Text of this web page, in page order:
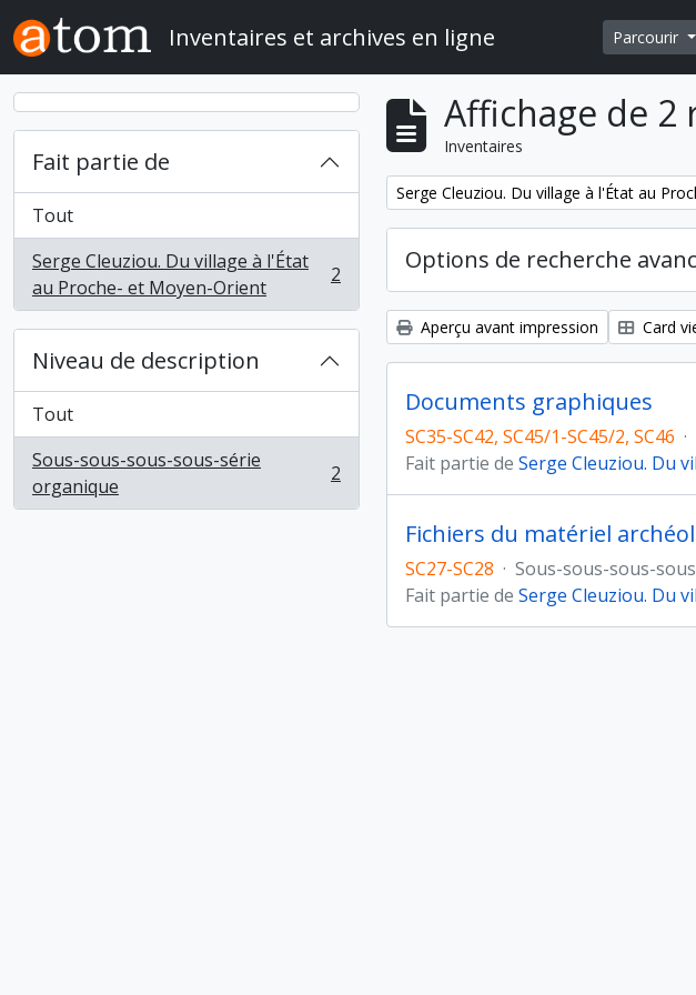
Skip to main content
Inventaires et archives en ligne Parcourir
Fait partie de
Tout
Serge Cleuziou. Du village à l'État
au Proche- et Moyen-Orient
, 2 résultats 2
Niveau de description
Tout
Sous-sous-sous-sous-série
organique
, 2 résultats 2
Affichage de 2
Inventaires
Remove filter:
Serge Cleuziou. Du village à l'État au
Options de recherche
Aperçu avant impression Card
Documents graphiques
SC35-SC42, SC45/1-SC45/2, SC46 ·
Fait partie de Serge Cleuziou. Du
Fichiers du matériel
SC27-SC28 · Sous-sous-sous-
Fait partie de Serge Cleuziou. Du